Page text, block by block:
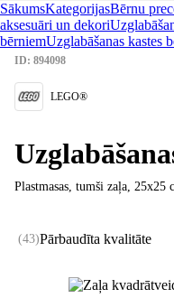
SākumsKategorijasBērnu
aksesuāri un dekori
bērniemUzglabāšanas kastes
ID: 894098
LEGO®
Plastmasas, tumši zaļa, 25x25
(43)Pārbaudīta kvalitāte